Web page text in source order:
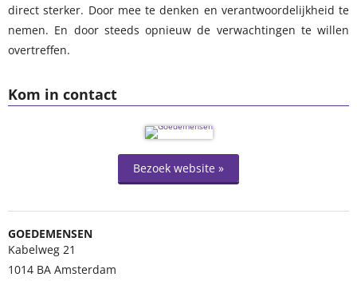
Kom in contact
Bezoek website »
GOEDEMENSEN
Kabelweg 21
1014 BA Amsterdam
direct sterker. Door mee te denken en verantwoordelijkheid te
nemen. En door steeds opnieuw de verwachtingen te willen
overtreffen.